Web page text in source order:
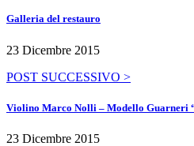
Galleria del restauro
23 Dicembre 2015
POST SUCCESSIVO >
Violino Marco Nolli – Modello Guarneri
23 Dicembre 2015